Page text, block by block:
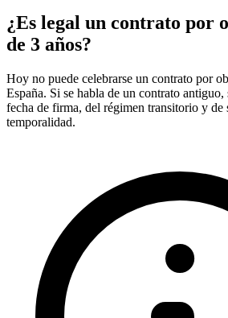
¿Es legal un contrato por
de 3 años?
Hoy no puede celebrarse un contrato por
España. Si se habla de un contrato antiguo,
fecha de firma, del régimen transitorio y de
temporalidad.